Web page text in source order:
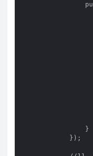
                }
            });